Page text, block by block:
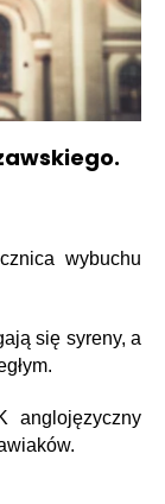
wybuchu
się syreny, a
anglojęzyczny